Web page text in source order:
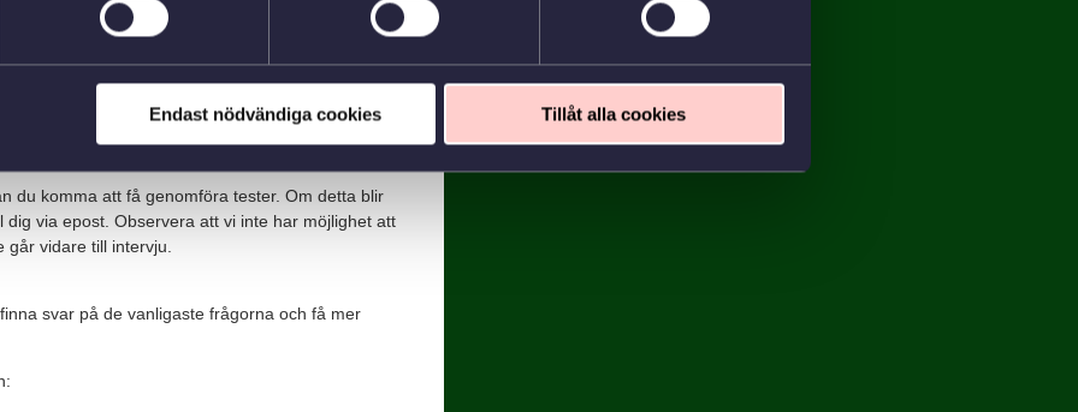
Endast nödvändiga cookies Tillåt alla cookies
att kunna arbeta oregelbundna tider.
bussföraruxutbildning under hösten 2026. Oavsett
du kommer in på finns det väldigt goda
avslutad utbildning.
du komma att få genomföra tester. Om detta blir
via epost. Observera att vi inte har möjlighet att
går vidare till intervju.
svar på de vanligaste frågorna och få mer